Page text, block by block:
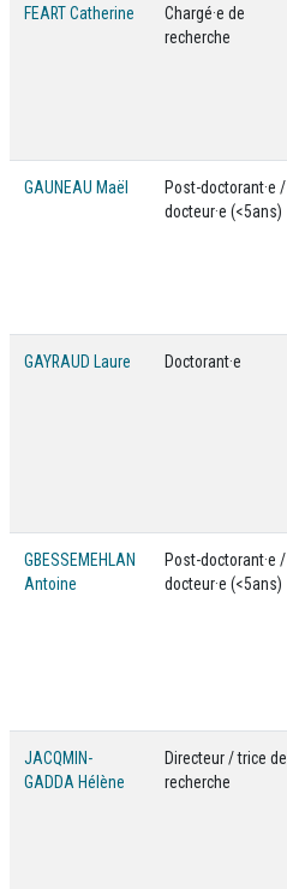
FEART Catherine
Chargé·e de
recherche
GAUNEAU Maël
Post-doctorant·e /
docteur·e (<5ans)
GAYRAUD Laure Doctorant·e
GBESSEMEHLAN
Antoine
Post-doctorant·e /
docteur·e (<5ans)
JACQMIN-
GADDA Hélène
Directeur / trice de
recherche